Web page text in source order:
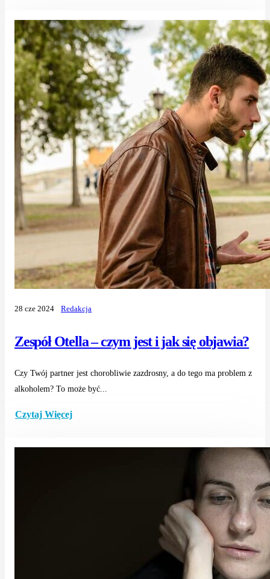
Zespół Otella – czym jest i jak się objawia?
28 cze 2024 Redakcja
Czy Twój partner jest chorobliwie zazdrosny, a do tego ma problem z
alkoholem? To może być...
Czytaj Więcej